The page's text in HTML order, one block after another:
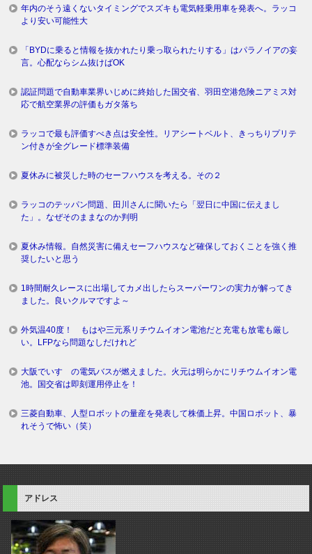
年内のそう遠くないタイミングでスズキも電気軽乗用車を発表へ。ラッコ
より安い可能性大
「BYDに乗ると情報を抜かれたり乗っ取られたりする」はパラノイアの妄
言。心配ならシム抜けばOK
認証問題で自動車業界いじめに終始した国交省、羽田空港危険ニアミス対
応で航空業界の評価もガタ落ち
ラッコで最も評価すべき点は安全性。リアシートベルト、きっちりプリテ
ン付きが全グレード標準装備
夏休みに被災した時のセーフハウスを考える。その２
ラッコのテッパン問題、田川さんに聞いたら「翌日に中国に伝えまし
た」。なぜそのままなのか判明
夏休み情報。自然災害に備えセーフハウスなど確保しておくことを強く推
奨したいと思う
1時間耐久レースに出場してカメ出したらスーパーワンの実力が解ってき
ました。良いクルマですよ～
外気温40度！ もはや三元系リチウムイオン電池だと充電も放電も厳し
い。LFPなら問題なしだけれど
大阪でいすゞの電気バスが燃えました。火元は明らかにリチウムイオン電
池。国交省は即刻運用停止を！
三菱自動車、人型ロボットの量産を発表して株価上昇。中国ロボット、暴
れそうで怖い（笑）
アドレス